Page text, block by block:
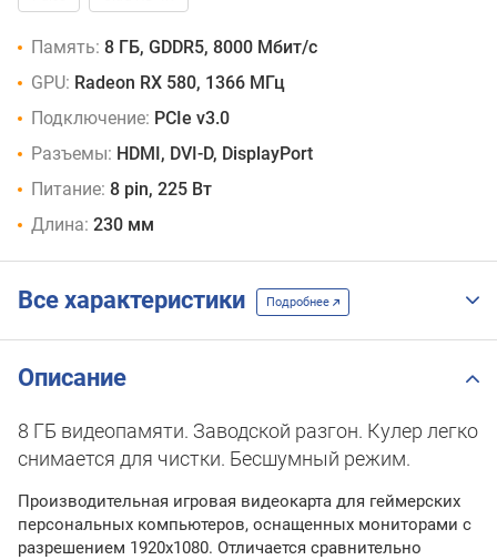
Память: 8 ГБ, GDDR5, 8000 Мбит/с
GPU: Radeon RX 580, 1366 МГц
Подключение: PCIe v3.0
Разъемы: HDMI, DVI-D, DisplayPort
Питание: 8 pin, 225 Вт
Длина: 230 мм
Все характеристики Подробнее
Описание
8 ГБ видеопамяти. Заводской разгон. Кулер легко
снимается для чистки. Бесшумный режим.
Производительная игровая видеокарта для геймерских
персональных компьютеров, оснащенных мониторами с
разрешением 1920х1080. Отличается сравнительно